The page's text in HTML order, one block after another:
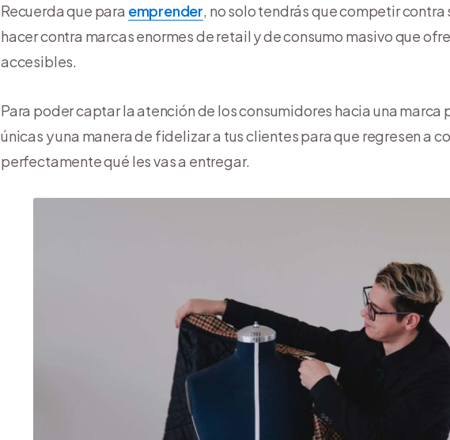
Recuerda que para emprender, no solo tendrás que competir
hacer contra marcas enormes de retail y de consumo masivo que
accesibles.
Para poder captar la atención de los consumidores hacia una
únicas y una manera de fidelizar a tus clientes para que regresen a
perfectamente qué les vas a entregar.